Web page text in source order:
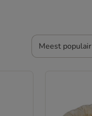
Meest populair